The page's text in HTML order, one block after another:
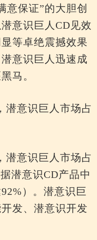
意保证”的大胆创
意识巨人CD见效
等卓绝震撼效果
意识巨人迅速成
马。
潜意识巨人市场占
潜意识巨人市场占
潜意识CD产品中
）。潜意识巨
发、潜意识开发